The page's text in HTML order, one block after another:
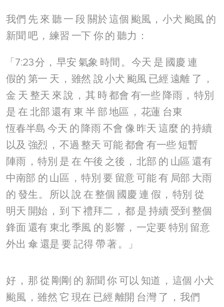
我們 先來 聽一 段 關於這個 颱風 ， 小犬 颱風 的
新聞 吧 ， 練習 一下 你的 聽力 ：
「7:23分 ， 早安 氣象 時間 。 今天 是 國慶 連
假的 第一 天 ， 雖然 說小犬 颱風 已經 遠離 了 ，
金 天 整天 來說 ， 其 時都會 有一些 降雨 ， 特別
是 在 北部 還有 東 半 部地區 ， 花蓮 台東
恆春半島 今天 的 降雨 不會 像 昨天 這麼 的持續
以及 強烈 ， 不過 整天 可能都會 有一些 短暫
陣雨 ， 特別 是 在 午後 之後 ， 北部 的 山區 還有
中南部 的 山區 ， 特別 要 留意 可能有 局部 大雨
的 發生。 所以說 在 整個 國慶 連 假 ， 特別 從
明天 開始 ， 到 下禮拜二 ， 都 是持續 受到 整個
鋒面 還有 東北 季風 的影響 ， 一定要 特別 留意
外出 傘 還是 要 記得 帶著 。」
好 ， 那 從 剛剛 的 新聞 你可以 知道 ， 這個 小犬
颱風 ， 雖然 它 現在 已經 離開 台灣 了 ， 我們